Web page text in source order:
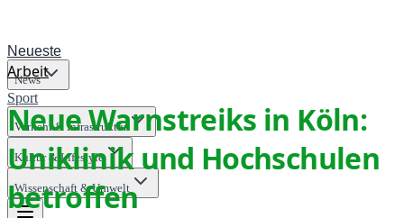
Neueste
News
Sport
Verkehr & Infrastruktur
Kultur & Lifestyle
Wissenschaft & Umwelt
Arbeit
Neue Warnstreiks in Köln:
Uniklinik und Hochschulen
betroffen